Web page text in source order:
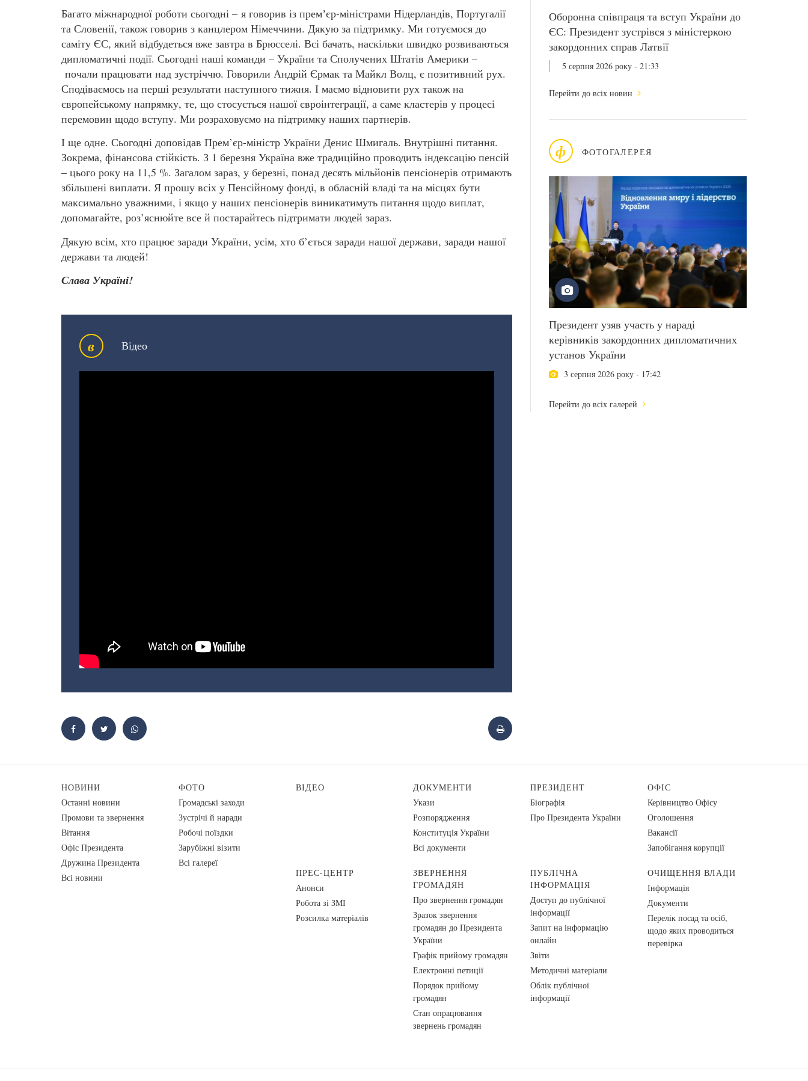
Оборонна співпраця та вступ України до
ЄС: Президент зустрівся з міністеркою
закордонних справ Латвії
5 серпня 2026 року - 21:33
Перейти до всіх новин
ф ФОТОГАЛЕРЕЯ
Президент узяв участь у нараді
керівників закордонних дипломатичних
установ України
3 серпня 2026 року - 17:42
Перейти до всіх галерей
Багато міжнародної роботи сьогодні – я говорив із премʼєр-міністрами Нідерландів, Португалії
та Словенії, також говорив з канцлером Німеччини. Дякую за підтримку. Ми готуємося до
саміту ЄС, який відбудеться вже завтра в Брюсселі. Всі бачать, наскільки швидко розвиваються
дипломатичні події. Сьогодні наші команди – України та Сполучених Штатів Америки –
почали працювати над зустріччю. Говорили Андрій Єрмак та Майкл Волц, є позитивний рух.
Сподіваємось на перші результати наступного тижня. І маємо відновити рух також на
європейському напрямку, те, що стосується нашої євроінтеграції, а саме кластерів у процесі
перемовин щодо вступу. Ми розраховуємо на підтримку наших партнерів.
І ще одне. Сьогодні доповідав Прем’єр-міністр України Денис Шмигаль. Внутрішні питання.
Зокрема, фінансова стійкість. З 1 березня Україна вже традиційно проводить індексацію пенсій
– цього року на 11,5 %. Загалом зараз, у березні, понад десять мільйонів пенсіонерів отримають
збільшені виплати. Я прошу всіх у Пенсійному фонді, в обласній владі та на місцях бути
максимально уважними, і якщо у наших пенсіонерів виникатимуть питання щодо виплат,
допомагайте, роз’яснюйте все й постарайтесь підтримати людей зараз.
Дякую всім, хто працює заради України, усім, хто б’ється заради нашої держави, заради нашої
держави та людей!
Слава Україні!
в Відео
НОВИНИ
Останні новини
Промови та звернення
Вiтання
Офіс Президента
Дружина Президента
Всі новини
ФОТО
Громадські заходи
Зустрічі й наради
Робочі поїздки
Зарубіжні візити
Всі галереї
ВІДЕО
ДОКУМЕНТИ
Укази
Розпорядження
Конституція України
Всі документи
ПРЕЗИДЕНТ
Біографія
Про Президента України
ОФІС
Керівництво Офісу
Оголошення
Вакансії
Запобігання корупції
ПРЕС-ЦЕНТР
Анонси
Робота зі ЗМІ
Розсилка матеріалів
ЗВЕРНЕННЯ
ГРОМАДЯН
Про звернення громадян
Зразок звернення
громадян до Президента
України
Графік прийому громадян
Електронні петиції
Порядок прийому
громадян
Стан опрацювання
звернень громадян
ПУБЛІЧНА
ІНФОРМАЦІЯ
Доступ до публічної
інформації
Запит на інформацію
онлайн
Звіти
Методичні матеріали
Облік публічної
інформації
ОЧИЩЕННЯ ВЛАДИ
Інформація
Документи
Перелік посад та осіб,
щодо яких проводиться
перевірка